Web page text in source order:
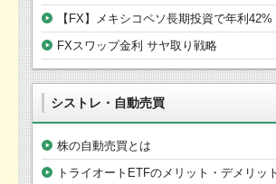
【FX】メキシコペソ長期投資で年利42%
FXスワップ金利 サヤ取り戦略
シストレ・自動売買
株の自動売買とは
トライオートETFのメリット・デメリット